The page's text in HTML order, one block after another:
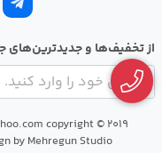
از تخفیف‌ها و جدیدترین‌های
copyright © 2019
by Mehregun Studio